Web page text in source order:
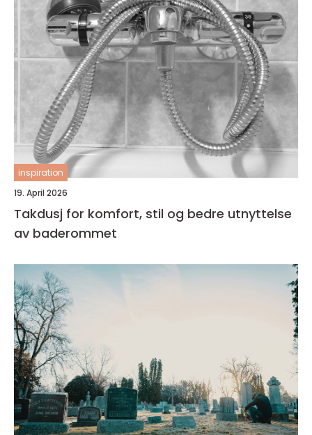
inspiration
19. April 2026
Takdusj for komfort, stil og bedre utnyttelse
av baderommet